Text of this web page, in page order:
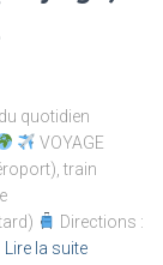
quotidien
VOYAGE
train
Directions :
Lire la suite